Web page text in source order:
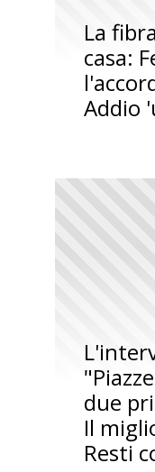
La
casa:
Addio
due
Il
Resti